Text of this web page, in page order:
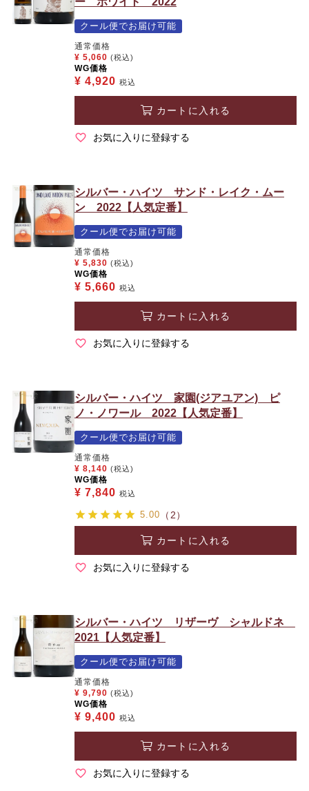
クール便でお届け可能
通常価格
¥ 5,060 (税込)
WG価格
¥ 4,920 税込
カートに入れる
お気に入りに登録する
シルバー・ハイツ サンド・レイク・ムー
ン 2022【人気定番】
クール便でお届け可能
通常価格
¥ 5,830 (税込)
WG価格
¥ 5,660 税込
カートに入れる
お気に入りに登録する
シルバー・ハイツ 家園(ジアユアン) ピ
ノ・ノワール 2022【人気定番】
クール便でお届け可能
通常価格
¥ 8,140 (税込)
WG価格
¥ 7,840 税込
5.00 （2）
カートに入れる
お気に入りに登録する
シルバー・ハイツ リザーヴ シャルドネ
2021【人気定番】
クール便でお届け可能
通常価格
¥ 9,790 (税込)
WG価格
¥ 9,400 税込
カートに入れる
お気に入りに登録する